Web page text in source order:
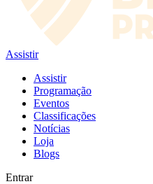
Assistir
Assistir
Programação
Eventos
Classificações
Notícias
Loja
Blogs
Entrar